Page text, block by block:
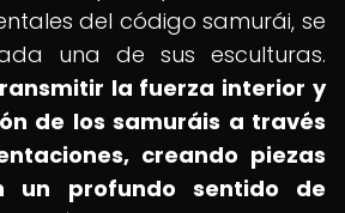
del código samurái, se
una de sus esculturas.
la fuerza interior y
de los samuráis a través
creando piezas
un profundo sentido de